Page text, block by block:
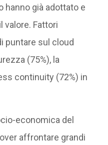
hanno già adottato e
valore. Fattori
puntare sul cloud
(75%), la
continuity (72%) in
economica del
affrontare grandi